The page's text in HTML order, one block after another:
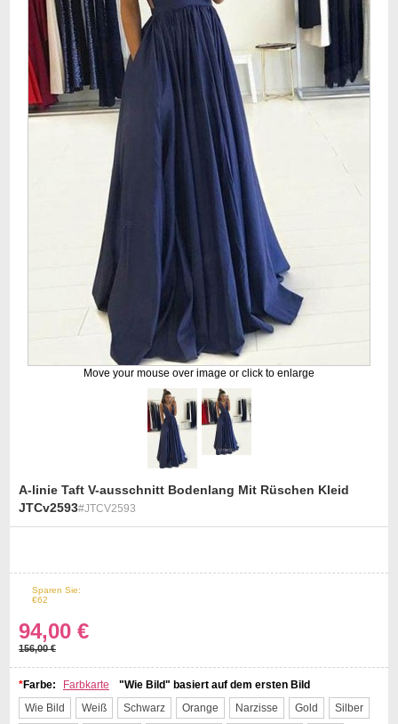
A-linie Taft V-ausschnitt Bodenlang Mit Rüschen Kleid
JTCv2593#JTCV2593
94,00 €
156,00 €
Sparen Sie:
€62
*Farbe: Farbkarte
"Wie Bild" basiert auf dem ersten Bild
Wie Bild
Weiß Schwarz Orange Narzisse Gold Silber
Move your mouse over image or click to enlarge